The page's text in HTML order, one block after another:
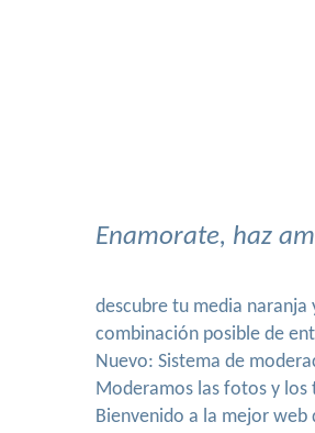
Enamorate, haz
descubre tu media naranja
combinación posible de
Nuevo: Sistema de
Moderamos las fotos y los
Bienvenido a la mejor web